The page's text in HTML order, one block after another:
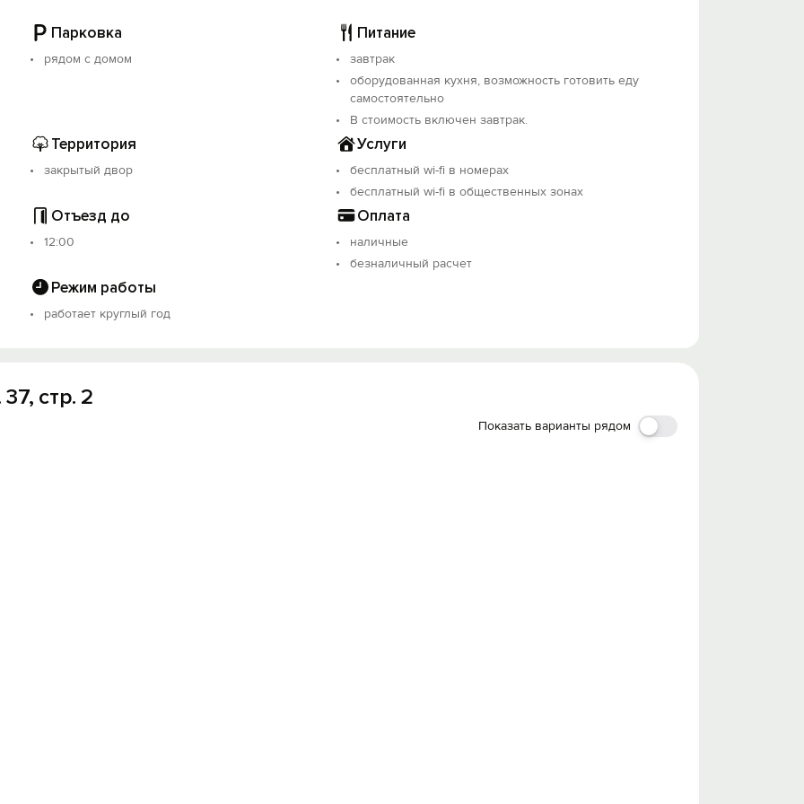
проживание, но и уникальную атмосферу, где каждый гость чувствует себя как дома.
с любыми вопросами и предоставить информацию о местных достопримечательностях и
и гостеприимную обстановку, чтобы Ваше пребывание в Москве было максимально
комфорта и доступной цены. Забронируйте номер у нас и наслаждайтесь всеми
Москвы!
записи: С772025005469.
Парковка
рядом с домом
Питание
завтрак
оборудованная кухня, возможность готовить еду
самостоятельно
В стоимость включен завтрак.
Территория
закрытый двор
Услуги
бесплатный wi-fi в номерах
бесплатный wi-fi в общественных зонах
Отъезд до
12:00
Оплата
наличные
безналичный расчет
Режим работы
работает круглый год
стр. 2
Показать варианты рядом